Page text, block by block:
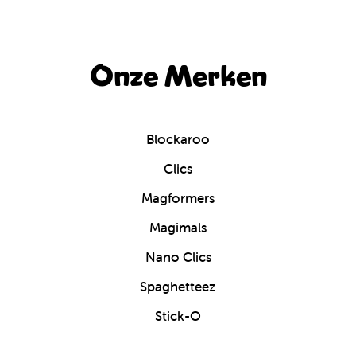
Onze Merken
Blockaroo
Clics
Magformers
Magimals
Nano Clics
Spaghetteez
Stick-O